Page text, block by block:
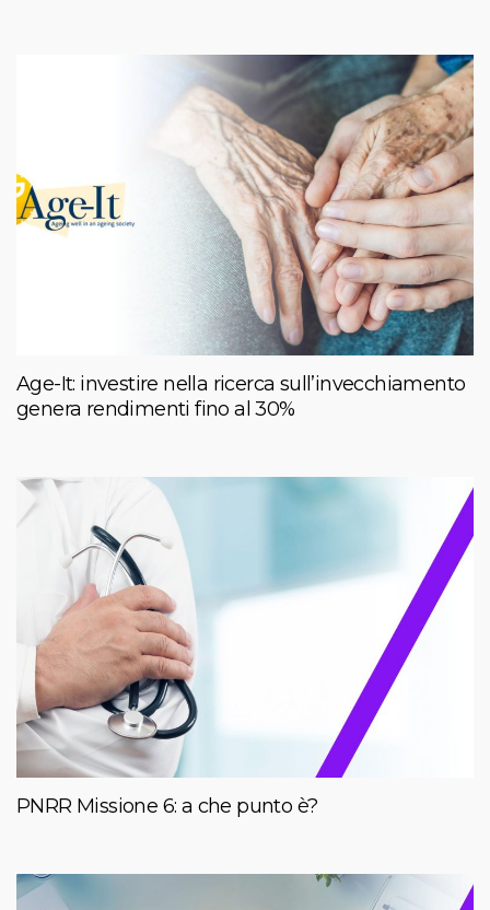
Age-It: investire nella ricerca sull’invecchiamento
genera rendimenti fino al 30%
PNRR Missione 6: a che punto è?